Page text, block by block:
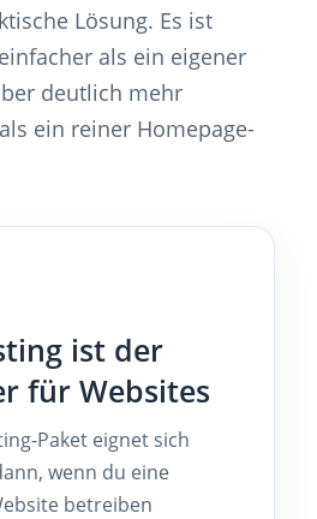
Lösung. Es ist
als ein eigener
deutlich mehr
ein reiner Homepage-
ist der
für Websites
Paket eignet sich
wenn du eine
betreiben